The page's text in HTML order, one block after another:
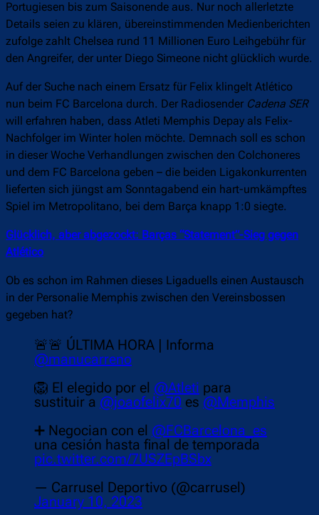
Portugiesen bis zum Saisonende aus. Nur noch allerletzte
Details seien zu klären, übereinstimmenden Medienberichten
zufolge zahlt Chelsea rund 11 Millionen Euro Leihgebühr für
den Angreifer, der unter Diego Simeone nicht glücklich wurde.
Auf der Suche nach einem Ersatz für Felix klingelt Atlético
nun beim FC Barcelona durch. Der Radiosender Cadena SER
will erfahren haben, dass Atleti Memphis Depay als Felix-
Nachfolger im Winter holen möchte. Demnach soll es schon
in dieser Woche Verhandlungen zwischen den Colchoneres
und dem FC Barcelona geben – die beiden Ligakonkurrenten
lieferten sich jüngst am Sonntagabend ein hart-umkämpftes
Spiel im Metropolitano, bei dem Barça knapp 1:0 siegte.
Glücklich, aber abgezockt: Barças “Statement”-Sieg gegen
Atlético
Ob es schon im Rahmen dieses Ligaduells einen Austausch
in der Personalie Memphis zwischen den Vereinsbossen
gegeben hat?
🚨🚨 ÚLTIMA HORA | Informa
@manucarreno
🦁 El elegido por el @Atleti para
sustituir a @joaofelix70 es @Memphis
➕ Negocian con el @FCBarcelona_es
una cesión hasta final de temporada
pic.twitter.com/7USZEpBSbx
— Carrusel Deportivo (@carrusel)
January 10, 2023